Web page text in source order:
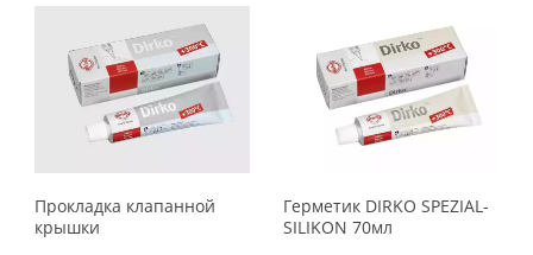
Прокладка клапанной
крышки
Герметик DIRKO SPEZIAL-
SILIKON 70мл